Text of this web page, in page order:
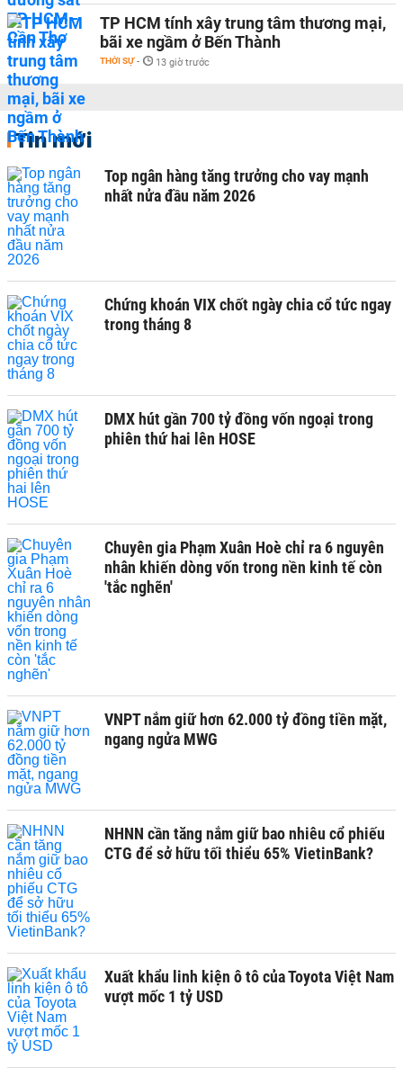
TP HCM tính xây trung tâm thương mại,
bãi xe ngầm ở Bến Thành
THỜI SỰ - 13 giờ trước
Tin mới
Top ngân hàng tăng trưởng cho vay mạnh
nhất nửa đầu năm 2026
Chứng khoán VIX chốt ngày chia cổ tức ngay
trong tháng 8
DMX hút gần 700 tỷ đồng vốn ngoại trong
phiên thứ hai lên HOSE
Chuyên gia Phạm Xuân Hoè chỉ ra 6 nguyên
nhân khiến dòng vốn trong nền kinh tế còn
'tắc nghẽn'
VNPT nắm giữ hơn 62.000 tỷ đồng tiền mặt,
ngang ngửa MWG
NHNN cần tăng nắm giữ bao nhiêu cổ phiếu
CTG để sở hữu tối thiểu 65% VietinBank?
Xuất khẩu linh kiện ô tô của Toyota Việt Nam
vượt mốc 1 tỷ USD